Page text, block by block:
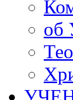
об